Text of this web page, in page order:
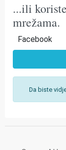
...ili
mrežama.
Facebook
Da biste